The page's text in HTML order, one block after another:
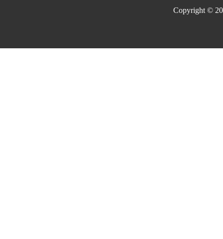
Copyright ©